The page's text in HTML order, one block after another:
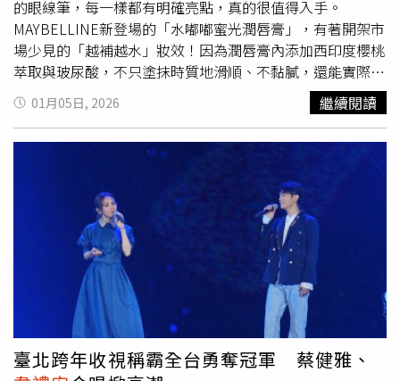
韋禮安相隔5年後，再次在活動上與粉絲簽名互動，他表示
非常期待。韋禮安相隔5年在活動上與粉絲互動。（圖／索
尼音樂提供）
的眼線筆，每一樣都有明確亮點，真的很值得入手。
MAYBELLINE新登場的「水嘟嘟蜜光潤唇膏」，有著開架市
場少見的「越補越水」妝效！因為潤唇膏內添加西印度櫻桃
萃取與玻尿酸，不只塗抹時質地滑順、不黏膩，還能實際改
善乾裂與唇紋狀況。單擦第一層是清透水潤光澤，疊擦第二
層開始就有明顯提氣色效果，即使補擦多次也不會卡唇紋或
結塊，對於需要長時間在外反覆補唇妝的人來說非常友善。
MAYBELLINE水嘟嘟蜜光潤唇膏／439元（圖／吳雅鈴攝）
除了產品本身很有特色，MAYBELLINE這次也特別邀請品牌
親自分享使用經驗，他提到會選擇這款潤唇膏的
#02嘟嘟裸粉色在登台前使用，妝感不會過度厚重，卻能讓
整體氣色看起來很好；同時他也會親自現身品牌將於1/10舉
辦的見面會活動，只要在現場任購三支嘟嘟小粉管，前30名
即可獲得限量親筆簽名小卡乙份，並享有近距離韋禮安
活動搖滾區入場資格，名額有限，建議大家請記好時間先搶
先卡位！即使在節慶期間演出行程繁忙，
韋禮安
空出席1/10@台北市屈臣氏西門店的 「媚比琳嘟嘟小粉管
品牌好友見面會」，與粉絲進行近距離互動。（圖／品牌提
01月05日, 2026 繼續閱讀
臺北跨年收視稱霸全台勇奪冠軍 蔡健雅、